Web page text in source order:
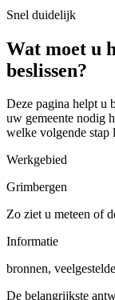
Snel duidelijk
Wat moet u
beslissen?
Deze pagina helpt u
uw gemeente nodig
welke volgende stap
Werkgebied
Grimbergen
Zo ziet u meteen of
Informatie
bronnen,
De belangrijkste